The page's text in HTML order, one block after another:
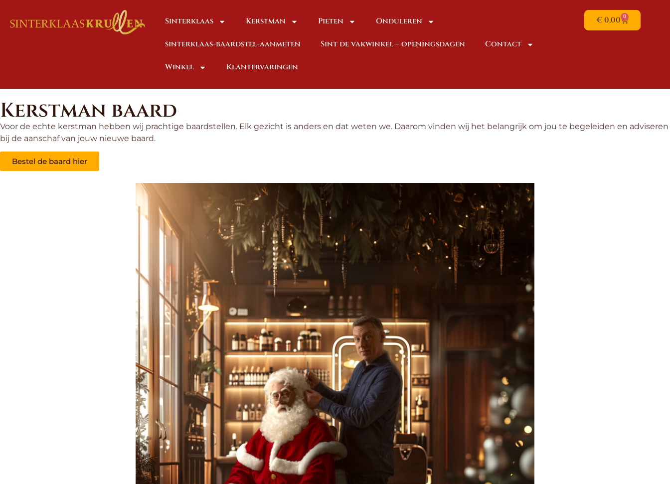
Sinterklaas Kerstman Pieten Onduleren
sinterklaas-baardstel-aanmeten Sint de vakwinkel – openingsdagen Contact
Winkel Klantervaringen
€0,00 0
Kerstman baard
Voor de echte kerstman hebben wij prachtige baardstellen. Elk gezicht is anders en dat weten we. Daarom vinden wij het belangrijk om jou te begeleiden en adviseren
bij de aanschaf van jouw nieuwe baard.
Bestel de baard hier